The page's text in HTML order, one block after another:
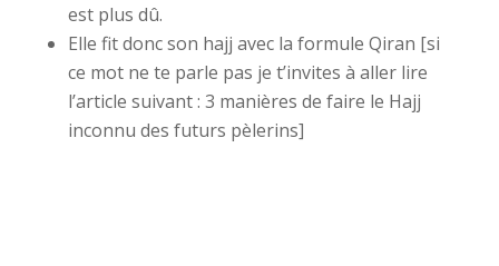
est plus dû.
Elle fit donc son hajj avec la formule Qiran [si
ce mot ne te parle pas je t’invites à aller lire
l’article suivant : 3 manières de faire le Hajj
inconnu des futurs pèlerins]